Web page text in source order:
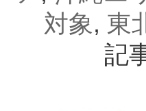
対象, 東
記